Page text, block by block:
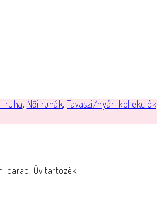
ruha, Női ruhák, Tavaszi/nyári kollekciók
darab. Öv tartozék.